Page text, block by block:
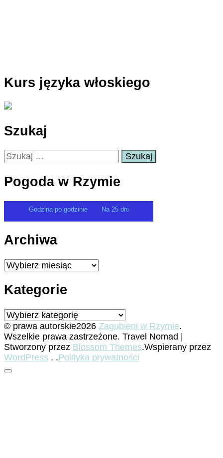
Kurs języka włoskiego
Szukaj
Szukaj:
Pogoda w Rzymie
Godzina po godzinie Na 25 dni
Archiwa
Archiwa
Kategorie
Kategorie
© prawa autorskie2026 Zagubieni w Rzymie.
Wszelkie prawa zastrzeżone. Travel Nomad |
Stworzony przez Blossom Themes.Wspierany przez
WordPress . .Polityka prywatności